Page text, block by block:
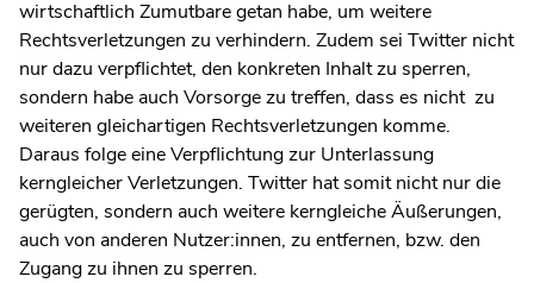
wirtschaftlich Zumutbare getan habe, um weitere
Rechtsverletzungen zu verhindern. Zudem sei Twitter nicht
nur dazu verpflichtet, den konkreten Inhalt zu sperren,
sondern habe auch Vorsorge zu treffen, dass es nicht zu
weiteren gleichartigen Rechtsverletzungen komme.
Daraus folge eine Verpflichtung zur Unterlassung
kerngleicher Verletzungen. Twitter hat somit nicht nur die
gerügten, sondern auch weitere kerngleiche Äußerungen,
auch von anderen Nutzer:innen, zu entfernen, bzw. den
Zugang zu ihnen zu sperren.